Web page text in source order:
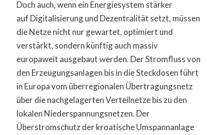
Doch auch, wenn ein Energiesystem stärker
auf Digitalisierung und Dezentralität setzt, müssen
die Netze nicht nur gewartet, optimiert und
verstärkt, sondern künftig auch massiv
europaweit ausgebaut werden. Der Stromfluss von
den Erzeugungsanlagen bis in die Steckdosen führt
in Europa vom überregionalen Übertragungsnetz
über die nachgelagerten Verteilnetze bis zu den
lokalen Niederspannungsnetzen. Der
Überstromschutz der kroatische Umspannanlage